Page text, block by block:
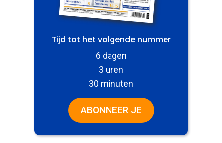
Tijd tot het volgende nummer
6 dagen
3 uren
30 minuten
ABONNEER JE